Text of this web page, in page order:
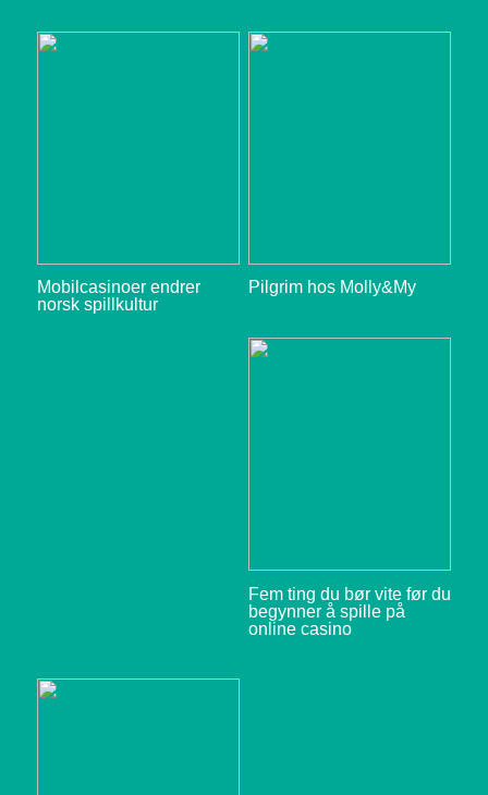
Mobilcasinoer endrer
norsk spillkultur
Pilgrim hos Molly&My
Fem ting du bør vite før du
begynner å spille på
online casino